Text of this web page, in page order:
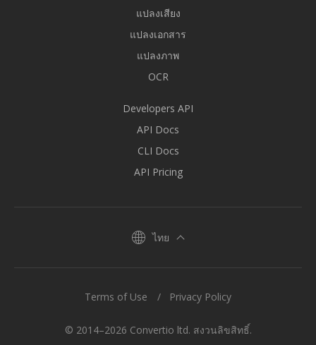
แปลงเสียง
แปลงเอกสาร
แปลงภาพ
OCR
Developers API
API Docs
CLI Docs
API Pricing
ไทย
© 2014–2026 Convertio ltd. สงวนลิขสิทธิ์.
Terms of Use Privacy Policy